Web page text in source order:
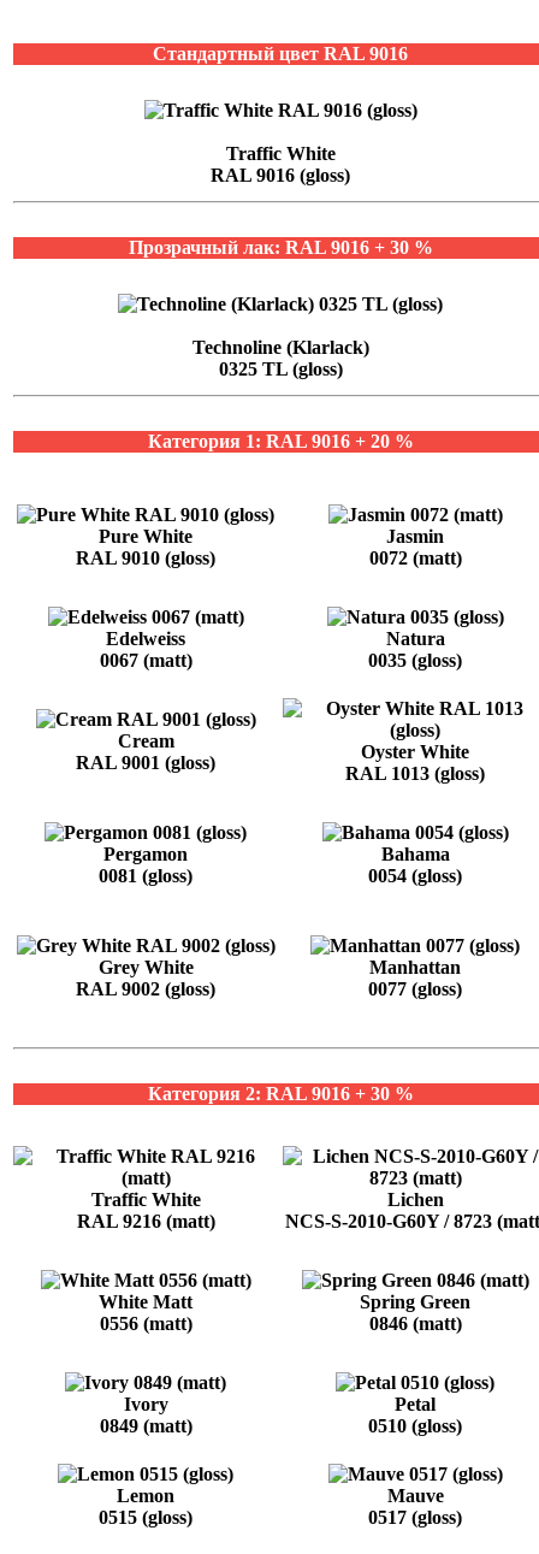
Стандартный цвет RAL 9016
Traffic White
RAL 9016 (gloss)
Прозрачный лак: RAL 9016 + 30 %
Technoline (Klarlack)
0325 TL (gloss)
Категория 1: RAL 9016 + 20 %
Pure White
RAL 9010 (gloss)
Jasmin
0072 (matt)
Edelweiss
0067 (matt)
Natura
0035 (gloss)
Cream
RAL 9001 (gloss)
Oyster White
RAL 1013 (gloss)
Pergamon
0081 (gloss)
Bahama
0054 (gloss)
Grey White
RAL 9002 (gloss)
Manhattan
0077 (gloss)
Категория 2: RAL 9016 + 30 %
Traffic White
RAL 9216 (matt)
Lichen
NCS-S-2010-G60Y / 8723
White Matt
0556 (matt)
Spring Green
0846 (matt)
Ivory
0849 (matt)
Petal
0510 (gloss)
Lemon
0515 (gloss)
Mauve
0517 (gloss)